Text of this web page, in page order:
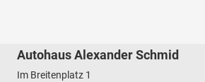
Autohaus Alexander Schmid
Im Breitenplatz 1